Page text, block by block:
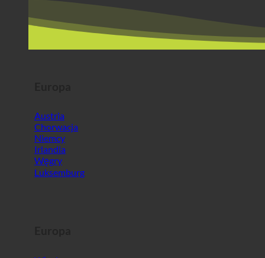
Austria
Chorwacja
Niemcy
Irlandia
Węgry
Luksemburg